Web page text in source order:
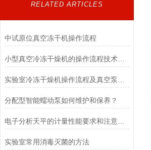
RELATED ARTICLES
中试原位真空冻干机操作流程
小型真空冷冻干燥机的操作流程技术详解
分配型智能蠕动泵如何维护和保养？
电子分析天平的计量性能要求和注意事项说明
实验室常用消毒灭菌的方法